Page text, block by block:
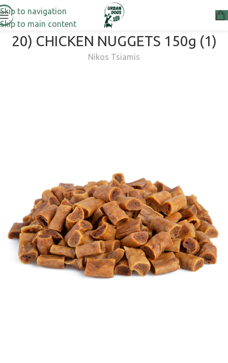
Skip to navigation
Skip to main content
20) CHICKEN NUGGETS 150g (1)
Nikos Tsiamis